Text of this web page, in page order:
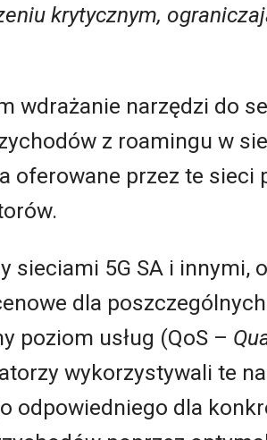
krytycznym,
wdrażanie narzędzi do
z roamingu w
oferowane przez te sieci
sieciami 5G SA i innymi,
dla
poziom usług (QoS –
wykorzystywali te
odpowiedniego dla